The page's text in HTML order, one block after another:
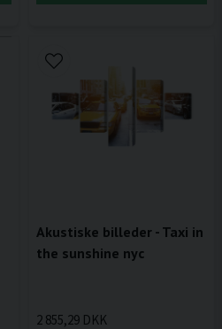
Akustiske billeder - Taxi in
the sunshine nyc
2 855,29 DKK